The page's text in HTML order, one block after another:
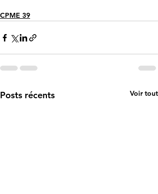
CPME 39
Posts récents Voir tout